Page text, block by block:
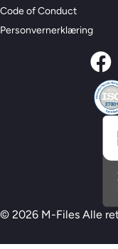
Code of Conduct
Personvernerklæring
© 2026 M-Files Alle
Ny M-Files AI-